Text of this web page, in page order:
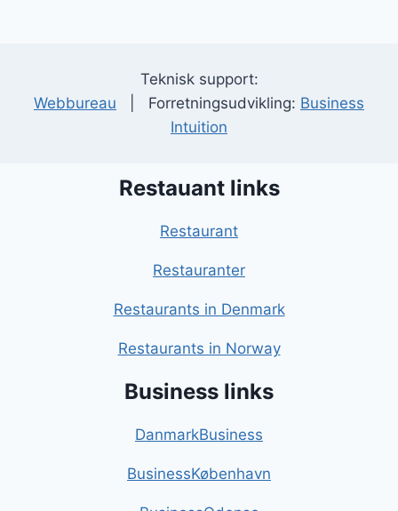
Teknisk support:
Webbureau | Forretningsudvikling: Business
Intuition
Restauant links
Restaurant
Restauranter
Restaurants in Denmark
Restaurants in Norway
Business links
DanmarkBusiness
BusinessKøbenhavn